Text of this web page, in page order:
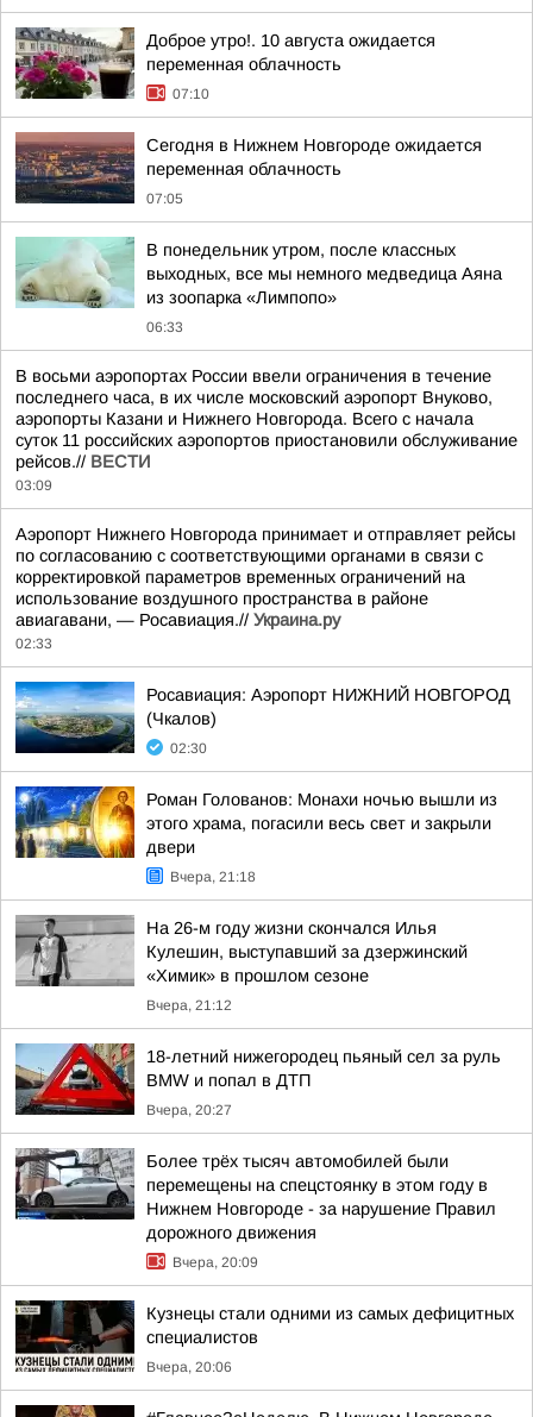
Доброе утро!. 10 августа ожидается
переменная облачность
07:10
Сегодня в Нижнем Новгороде ожидается
переменная облачность
07:05
В понедельник утром, после классных
выходных, все мы немного медведица Аяна
из зоопарка «Лимпопо»
06:33
В восьми аэропортах России ввели ограничения в течение
последнего часа, в их числе московский аэропорт Внуково,
аэропорты Казани и Нижнего Новгорода. Всего с начала
суток 11 российских аэропортов приостановили обслуживание
рейсов.// ВЕСТИ
03:09
Аэропорт Нижнего Новгорода принимает и отправляет рейсы
по согласованию с соответствующими органами в связи с
корректировкой параметров временных ограничений на
использование воздушного пространства в районе
авиагавани, — Росавиация.// Украина.ру
02:33
Росавиация: Аэропорт НИЖНИЙ НОВГОРОД
(Чкалов)
02:30
Роман Голованов: Монахи ночью вышли из
этого храма, погасили весь свет и закрыли
двери
Вчера, 21:18
На 26-м году жизни скончался Илья
Кулешин, выступавший за дзержинский
«Химик» в прошлом сезоне
Вчера, 21:12
18-летний нижегородец пьяный сел за руль
BMW и попал в ДТП
Вчера, 20:27
Более трёх тысяч автомобилей были
перемещены на спецстоянку в этом году в
Нижнем Новгороде - за нарушение Правил
дорожного движения
Вчера, 20:09
Кузнецы стали одними из самых дефицитных
специалистов
Вчера, 20:06